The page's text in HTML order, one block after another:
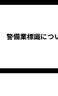
警備業標識につ